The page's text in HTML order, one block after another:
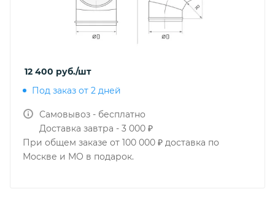
12 400 руб./шт
Под заказ от 2 дней
Самовывоз - бесплатно
Доставка завтра - 3 000 ₽
При общем заказе от 100 000 ₽ доставка по
Москве и МО в подарок.